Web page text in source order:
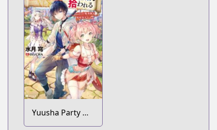
Yuusha Party wo
Tsuihou sareta